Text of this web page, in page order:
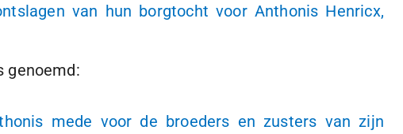
van hun borgtocht voor Anthonis Henricx,
genoemd:
mede voor de broeders en zusters van zijn